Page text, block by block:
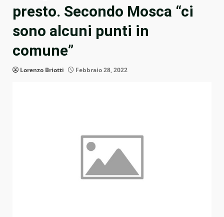
presto. Secondo Mosca “ci
sono alcuni punti in
comune”
Lorenzo Briotti Febbraio 28, 2022